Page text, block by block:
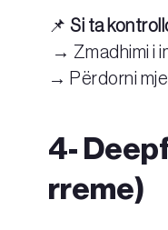
📌Si ta
→ Zmadhimi i
→ Përdorni
4-
rreme)